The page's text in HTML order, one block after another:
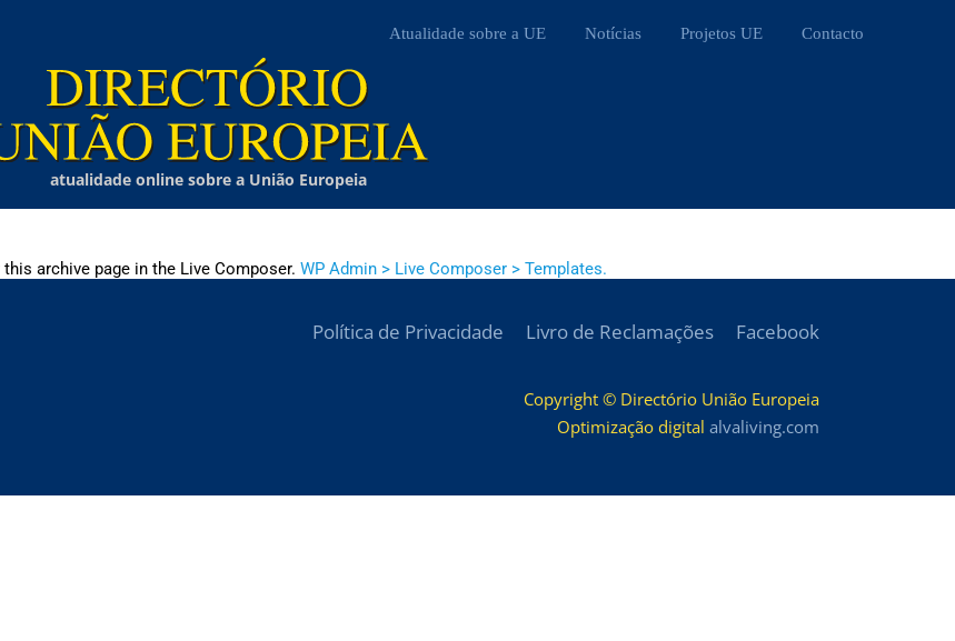
Atualidade sobre a UE Notícias Projetos UE Contacto
atualidade online sobre a União Europeia
archive page in the Live Composer. WP Admin > Live Composer > Templates.
Política de Privacidade Livro de Reclamações Facebook
Copyright © Directório União Europeia
Optimização digital alvaliving.com